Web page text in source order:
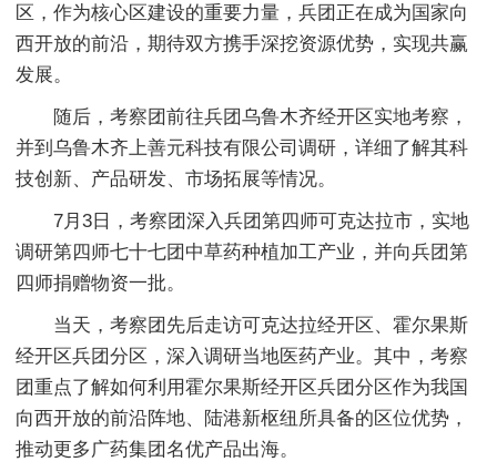
区，作为核心区建设的重要力量，兵团正在成为国家向
西开放的前沿，期待双方携手深挖资源优势，实现共赢
发展。
随后，考察团前往兵团乌鲁木齐经开区实地考察，
并到乌鲁木齐上善元科技有限公司调研，详细了解其科
技创新、产品研发、市场拓展等情况。
7月3日，考察团深入兵团第四师可克达拉市，实地
调研第四师七十七团中草药种植加工产业，并向兵团第
四师捐赠物资一批。
当天，考察团先后走访可克达拉经开区、霍尔果斯
经开区兵团分区，深入调研当地医药产业。其中，考察
团重点了解如何利用霍尔果斯经开区兵团分区作为我国
向西开放的前沿阵地、陆港新枢纽所具备的区位优势，
推动更多广药集团名优产品出海。